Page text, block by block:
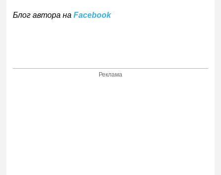
Блог автора наFacebook
Реклама